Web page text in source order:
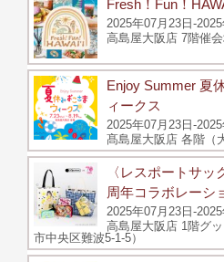
Fresh！Fun！
2025年07月23日-
高島屋大阪店 7階催
Enjoy Summer 夏
ィークス
2025年07月23日-
髙島屋大阪店 各階（
〈レスポートサ
周年コラボレーシ
2025年07月23日-
高島屋大阪店 1階グ
市中央区難波5-1-5）